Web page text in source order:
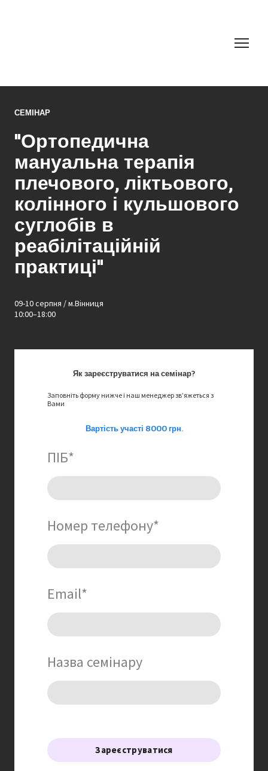
СЕМІНАР
"Ортопедична
мануальна терапія
плечового, ліктьового,
колінного і кульшового
суглобів в
реабілітаційній
практиці"
09-10 серпня / м.Вінниця
10:00–18:00
Як зареєструватися на семінар?
Заповніть форму нижче і наш менеджер звʼяжеться з
Вами
Вартість участі 8000 грн.
ПІБ*
Номер телефону*
Email*
Назва семінару
Зареєструватися